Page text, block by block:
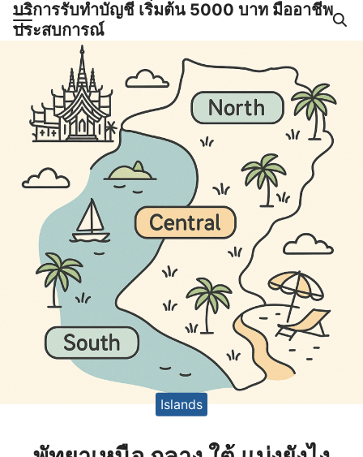
Skipบริการรับทำบัญชี เริ่มต้น 5000 บาท มืออาชีพ
ประสบการณ์
ญชีและภาษีครบวงจร |
Islands